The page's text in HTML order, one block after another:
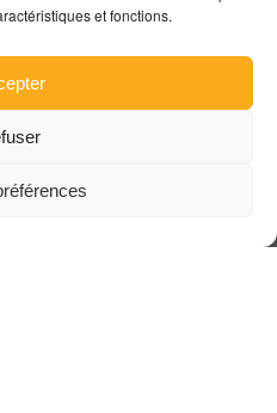
et fonctions.